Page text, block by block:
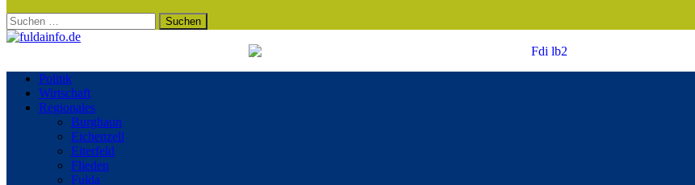
Suchen
nach:
Politik
Wirtschaft
Regionales
Burghaun
Eichenzell
Eiterfeld
Flieden
Fulda